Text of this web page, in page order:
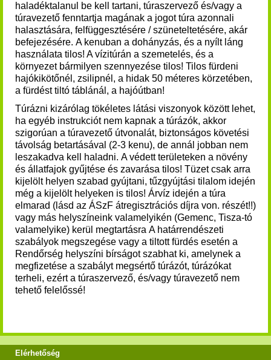
haladéktalanul be kell tartani, túraszervező és/vagy a
túravezető fenntartja magának a jogot túra azonnali
halasztására, felfüggesztésére / szüneteltetésére, akár
befejezésére. A kenuban a dohányzás, és a nyílt láng
használata tilos! A vízitúrán a szemetelés, és a
környezet bármilyen szennyezése tilos! Tilos fürdeni
hajókikötőnél, zsilipnél, a hidak 50 méteres körzetében,
a fürdést tiltó táblánál, a hajóútban!
Túrázni kizárólag tökéletes látási viszonyok között lehet,
ha egyéb instrukciót nem kapnak a túrázók, akkor
szigorúan a túravezető útvonalát, biztonságos követési
távolság betartásával (2-3 kenu), de annál jobban nem
leszakadva kell haladni. A védett területeken a növény
és állatfajok gyűjtése és zavarása tilos! Tüzet csak arra
kijelölt helyen szabad gyújtani, tűzgyújtási tilalom idején
még a kijelölt helyeken is tilos! Árvíz idején a túra
elmarad (lásd az ÁSzF átregisztrációs díjra von. részét!!)
vagy más helyszíneink valamelyikén (Gemenc, Tisza-tó
valamelyike) kerül megtartásra A határrendészeti
szabályok megszegése vagy a tiltott fürdés esetén a
Rendőrség helyszíni bírságot szabhat ki, amelynek a
megfizetése a szabályt megsértő túrázót, túrázókat
terheli, ezért a túraszervező, és/vagy túravezető nem
tehető felelőssé!
Elérhetőség